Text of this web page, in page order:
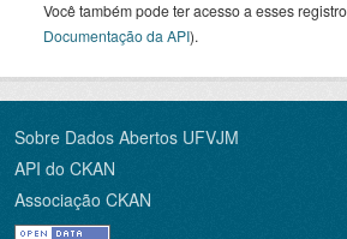
Você também pode ter acesso a esses
Documentação da API).
Sobre Dados Abertos UFVJM
API do CKAN
Associação CKAN